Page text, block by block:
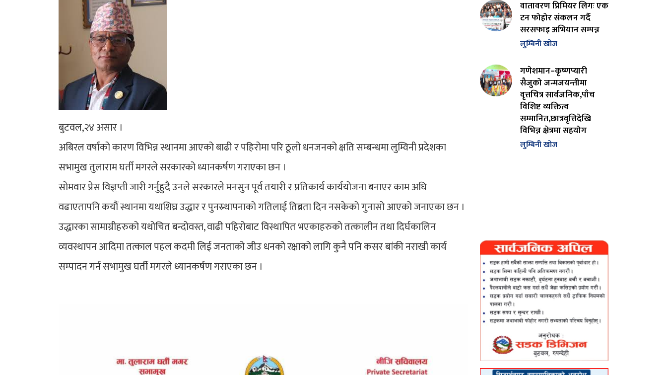
बुटवल,२४ असार ।
अबिरल वर्षाको कारण विभिन्न स्थानमा आएको बाढी र पहिरोमा परि ठूलो धनजनको क्षति सम्बन्धमा लुम्विनी प्रदेशका
सभामुख तुलाराम घर्ती मगरले सरकारको ध्यानकर्षण गराएका छन ।
सोमवार प्रेस विज्ञप्ती जारी गर्नुहुदै उनले सरकारले मनसुन पूर्व तयारी र प्रतिकार्य कार्ययोजना बनाएर काम अघि
वढाएतापनि कयौं स्थानमा यथाशिघ्र उद्धार र पुनस्र्थापनाको गतिलाई तिब्रता दिन नसकेको गुनासो आएको जनाएका छन ।
उद्धारका सामाग्रीहरुको यथोचित बन्दोवस्त, वाढी पहिरोबाट विस्थापित भएकाहरुको तत्कालीन तथा दिर्घकालिन
व्यवस्थापन आदिमा तत्काल पहल कदमी लिई जनताको जीउ धनको रक्षाको लागि कुनै पनि कसर बांकी नराखी कार्य
सम्पादन गर्न सभामुख घर्ती मगरले ध्यानकर्षण गराएका छन ।
वातावरण प्रिमियर लिगः एक
टन फोहोर संकलन गर्दै
सरसफाइ अभियान सम्पन्न
लुम्बिनी खोज
गणेशमान–कृष्णप्यारी
सैजुको जन्मजयन्तीमा
वृत्तचित्र सार्वजनिक,पाँच
विशिष्ट व्यक्तित्व
सम्मानित,छात्रवृत्तिदेखि
विभिन्न क्षेत्रमा सहयोग
लुम्बिनी खोज